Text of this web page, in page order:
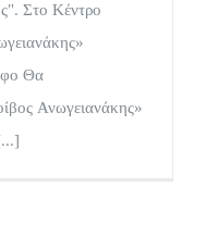
Στο Κέντρο
Θα
Ανωγειανάκης»